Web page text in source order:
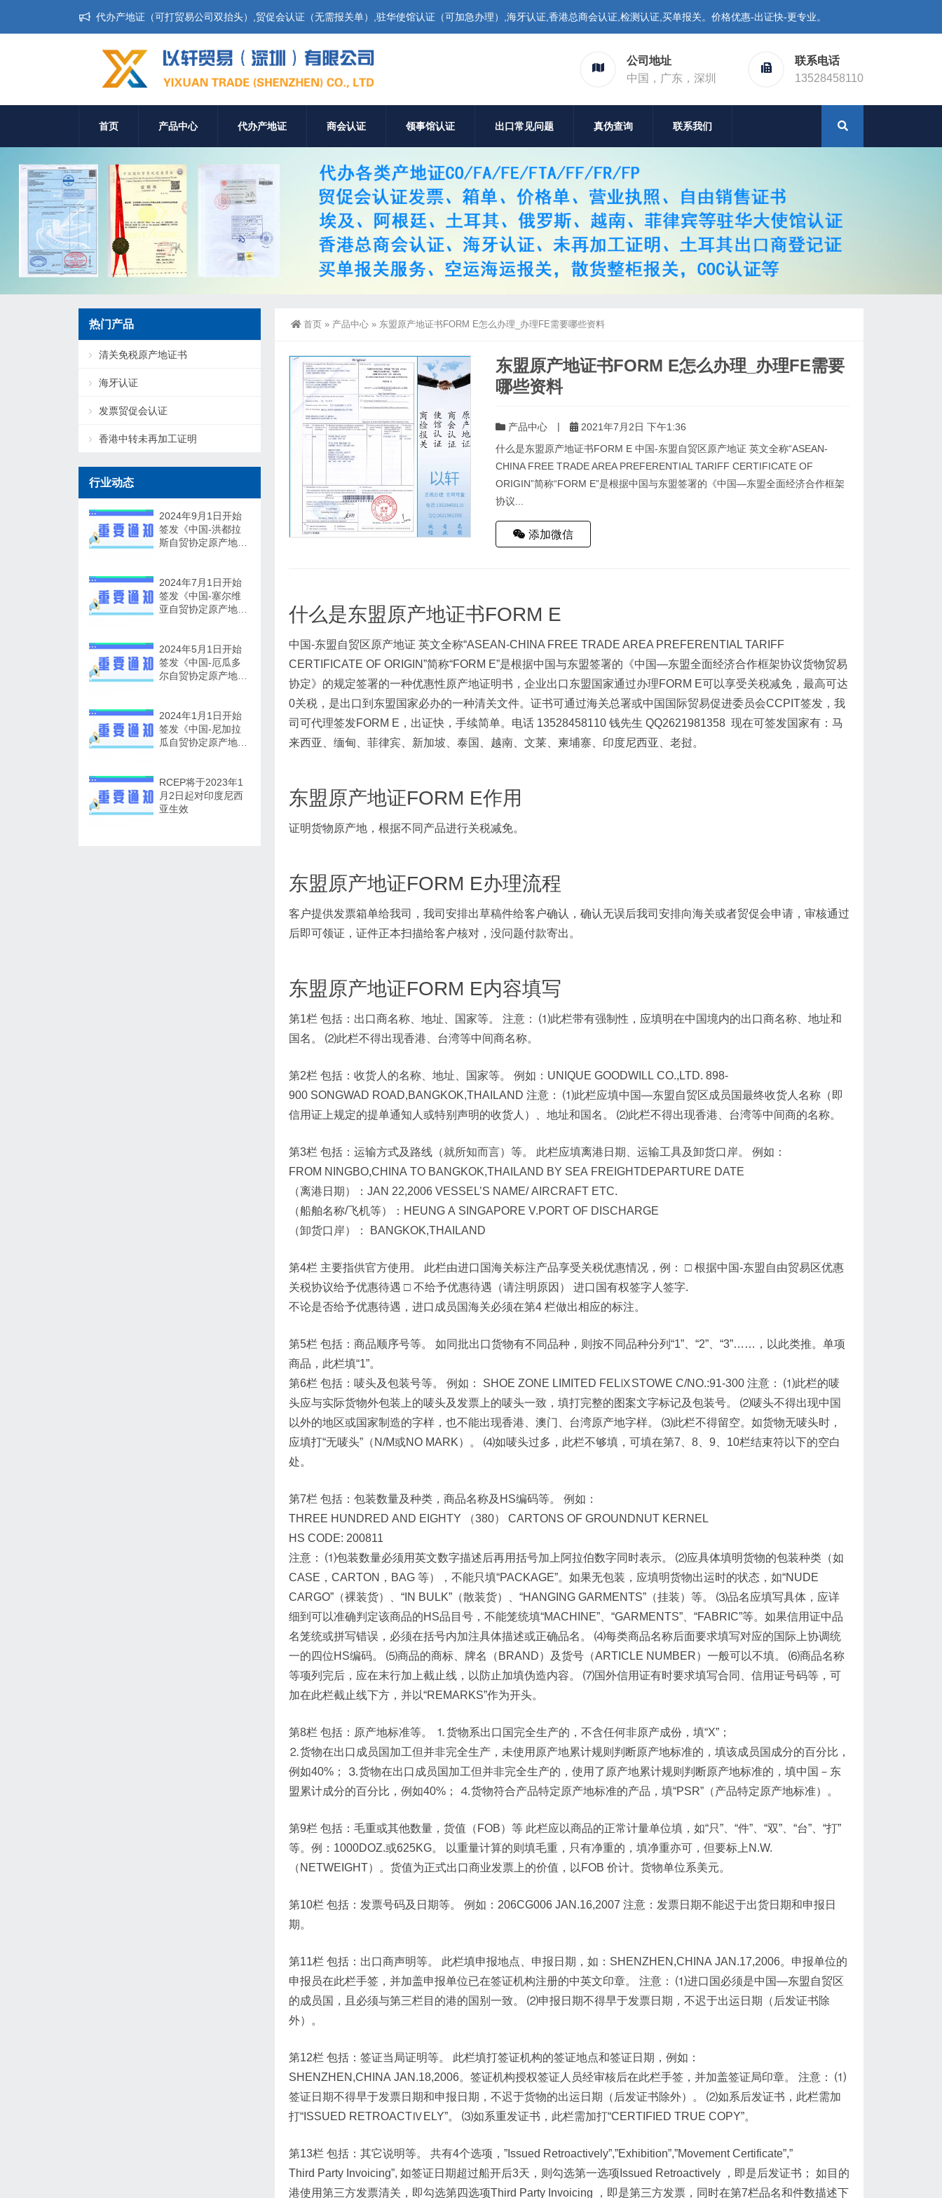
代办产地证（可打贸易公司双抬头）,贸促会认证（无需报关单）,驻华使馆认证（可加急办理）,海牙认证,香港总商会认证,检测认证,买单报关。价格优惠-出证快-更专业。
公司地址
中国，广东，深圳
联系电话
13528458110
首页 产品中心 代办产地证 商会认证 领事馆认证 出口常见问题 真伪查询 联系我们
首页 » 产品中心 » 东盟原产地证书FORM E怎么办理_办理FE需要哪些资料
东盟原产地证书FORM E怎么办理_办理FE需要
哪些资料
产品中心 |
2021年7月2日 下午1:36
什么是东盟原产地证书FORM E 中国-东盟自贸区原产地证 英文全称“ASEAN-
CHINA FREE TRADE AREA PREFERENTIAL TARIFF CERTIFICATE OF
ORIGIN”简称“FORM E”是根据中国与东盟签署的《中国—东盟全面经济合作框架
协议...
添加微信
什么是东盟原产地证书FORM E
中国-东盟自贸区原产地证 英文全称“ASEAN-CHINA FREE TRADE AREA PREFERENTIAL TARIFF
CERTIFICATE OF ORIGIN”简称“FORM E”是根据中国与东盟签署的《中国—东盟全面经济合作框架协议货物贸易
协定》的规定签署的一种优惠性原产地证明书，企业出口东盟国家通过办理FORM E可以享受关税减免，最高可达
0关税，是出口到东盟国家必办的一种清关文件。证书可通过海关总署或中国国际贸易促进委员会CCPIT签发，我
司可代理签发FORM E，出证快，手续简单。电话 13528458110 钱先生 QQ2621981358 现在可签发国家有：马
来西亚、缅甸、菲律宾、新加坡、泰国、越南、文莱、柬埔寨、印度尼西亚、老挝。
东盟原产地证FORM E作用
证明货物原产地，根据不同产品进行关税减免。
东盟原产地证FORM E办理流程
客户提供发票箱单给我司，我司安排出草稿件给客户确认，确认无误后我司安排向海关或者贸促会申请，审核通过
后即可领证，证件正本扫描给客户核对，没问题付款寄出。
东盟原产地证FORM E内容填写
第1栏 包括：出口商名称、地址、国家等。 注意： ⑴此栏带有强制性，应填明在中国境内的出口商名称、地址和
国名。 ⑵此栏不得出现香港、台湾等中间商名称。
第2栏 包括：收货人的名称、地址、国家等。 例如：UNIQUE GOODWILL CO.,LTD. 898-
900 SONGWAD ROAD,BANGKOK,THAILAND 注意： ⑴此栏应填中国—东盟自贸区成员国最终收货人名称（即
信用证上规定的提单通知人或特别声明的收货人）、地址和国名。 ⑵此栏不得出现香港、台湾等中间商的名称。
第3栏 包括：运输方式及路线（就所知而言）等。 此栏应填离港日期、运输工具及卸货口岸。 例如：
FROM NINGBO,CHINA TO BANGKOK,THAILAND BY SEA FREIGHTDEPARTURE DATE
（离港日期）：JAN 22,2006 VESSEL’S NAME/ AIRCRAFT ETC.
（船舶名称/飞机等）：HEUNG A SINGAPORE V.PORT OF DISCHARGE
（卸货口岸）： BANGKOK,THAILAND
第4栏 主要指供官方使用。 此栏由进口国海关标注产品享受关税优惠情况，例： □ 根据中国-东盟自由贸易区优惠
关税协议给予优惠待遇 □ 不给予优惠待遇（请注明原因） 进口国有权签字人签字.
不论是否给予优惠待遇，进口成员国海关必须在第4 栏做出相应的标注。
第5栏 包括：商品顺序号等。 如同批出口货物有不同品种，则按不同品种分列“1”、“2”、“3”……，以此类推。单项
商品，此栏填“1”。
第6栏 包括：唛头及包装号等。 例如： SHOE ZONE LIMITED FELⅨSTOWE C/NO.:91-300 注意： ⑴此栏的唛
头应与实际货物外包装上的唛头及发票上的唛头一致，填打完整的图案文字标记及包装号。 ⑵唛头不得出现中国
以外的地区或国家制造的字样，也不能出现香港、澳门、台湾原产地字样。 ⑶此栏不得留空。如货物无唛头时，
应填打“无唛头”（N/M或NO MARK）。 ⑷如唛头过多，此栏不够填，可填在第7、8、9、10栏结束符以下的空白
处。
第7栏 包括：包装数量及种类，商品名称及HS编码等。 例如：
THREE HUNDRED AND EIGHTY （380） CARTONS OF GROUNDNUT KERNEL
HS CODE: 200811
注意： ⑴包装数量必须用英文数字描述后再用括号加上阿拉伯数字同时表示。 ⑵应具体填明货物的包装种类（如
CASE，CARTON，BAG 等），不能只填“PACKAGE”。如果无包装，应填明货物出运时的状态，如“NUDE
CARGO”（裸装货）、“IN BULK”（散装货）、“HANGING GARMENTS”（挂装）等。 ⑶品名应填写具体，应详
细到可以准确判定该商品的HS品目号，不能笼统填“MACHINE”、“GARMENTS”、“FABRIC”等。如果信用证中品
名笼统或拼写错误，必须在括号内加注具体描述或正确品名。 ⑷每类商品名称后面要求填写对应的国际上协调统
一的四位HS编码。 ⑸商品的商标、牌名（BRAND）及货号（ARTICLE NUMBER）一般可以不填。 ⑹商品名称
等项列完后，应在末行加上截止线，以防止加填伪造内容。 ⑺国外信用证有时要求填写合同、信用证号码等，可
加在此栏截止线下方，并以“REMARKS”作为开头。
第8栏 包括：原产地标准等。 ⒈货物系出口国完全生产的，不含任何非原产成份，填“X”；
⒉货物在出口成员国加工但并非完全生产，未使用原产地累计规则判断原产地标准的，填该成员国成分的百分比，
例如40%； ⒊货物在出口成员国加工但并非完全生产的，使用了原产地累计规则判断原产地标准的，填中国－东
盟累计成分的百分比，例如40%； ⒋货物符合产品特定原产地标准的产品，填“PSR”（产品特定原产地标准）。
第9栏 包括：毛重或其他数量，货值（FOB）等 此栏应以商品的正常计量单位填，如“只”、“件”、“双”、“台”、“打”
等。例：1000DOZ.或625KG。 以重量计算的则填毛重，只有净重的，填净重亦可，但要标上N.W.
（NETWEIGHT）。货值为正式出口商业发票上的价值，以FOB 价计。货物单位系美元。
第10栏 包括：发票号码及日期等。 例如：206CG006 JAN.16,2007 注意：发票日期不能迟于出货日期和申报日
期。
第11栏 包括：出口商声明等。 此栏填申报地点、申报日期，如：SHENZHEN,CHINA JAN.17,2006。申报单位的
申报员在此栏手签，并加盖申报单位已在签证机构注册的中英文印章。 注意： ⑴进口国必须是中国—东盟自贸区
的成员国，且必须与第三栏目的港的国别一致。 ⑵申报日期不得早于发票日期，不迟于出运日期（后发证书除
外）。
第12栏 包括：签证当局证明等。 此栏填打签证机构的签证地点和签证日期，例如：
SHENZHEN,CHINA JAN.18,2006。签证机构授权签证人员经审核后在此栏手签，并加盖签证局印章。 注意： ⑴
签证日期不得早于发票日期和申报日期，不迟于货物的出运日期（后发证书除外）。 ⑵如系后发证书，此栏需加
打“ISSUED RETROACTⅣELY”。 ⑶如系重发证书，此栏需加打“CERTIFIED TRUE COPY”。
第13栏 包括：其它说明等。 共有4个选项，”Issued Retroactively”,”Exhibition”,”Movement Certificate”,”
Third Party Invoicing”, 如签证日期超过船开后3天，则勾选第一选项Issued Retroactively ，即是后发证书； 如目的
港使用第三方发票清关，即勾选第四选项Third Party Invoicing ，即是第三方发票，同时在第7栏品名和件数描述下
热门产品
清关免税原产地证书
海牙认证
发票贸促会认证
香港中转未再加工证明
行业动态
2024年9月1日开始
签发《中国-洪都拉
斯自贸协定原产地证
2024年7月1日开始
签发《中国-塞尔维
亚自贸协定原产地证
2024年5月1日开始
签发《中国-厄瓜多
尔自贸协定原产地证
2024年1月1日开始
签发《中国-尼加拉
瓜自贸协定原产地证
RCEP将于2023年1
月2日起对印度尼西
亚生效